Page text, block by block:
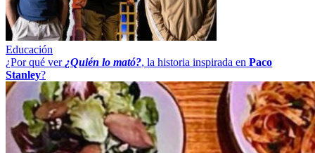
Educación
¿Por qué ver ¿Quién lo mató?, la historia inspirada en Paco
Stanley?